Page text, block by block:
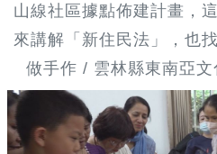
山線社區據點佈建計畫，
來講解「新住民法」，也
做手作 / 雲林縣東南亞